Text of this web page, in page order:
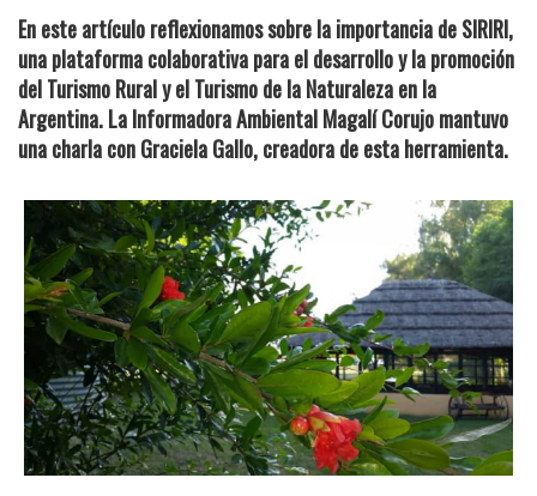
En este artículo reflexionamos sobre la importancia de SIRIRI,
una plataforma colaborativa para el desarrollo y la promoción
del Turismo Rural y el Turismo de la Naturaleza en la
Argentina. La Informadora Ambiental Magalí Corujo mantuvo
una charla con Graciela Gallo, creadora de esta herramienta.